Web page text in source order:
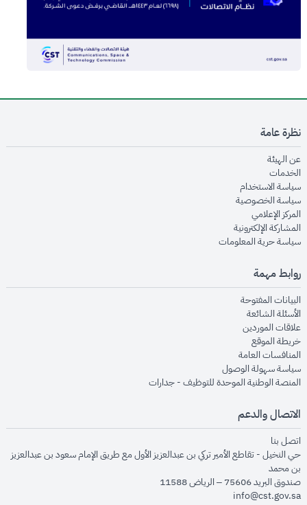
نظرة عامة
عن الهيئةopens in new window
الخدماتopens in new window
سياسة الاستخدام
سياسة الخصوصيةopens in new window
المركز الإعلاميopens in new window
المشاركة الإلكترونيةopens in new window
سياسة حرية المعلوماتopens in new window
روابط مهمة
البيانات المفتوحةopens in new window
الأسئلة الشائعةopens in new window
علاقات الموردينopens in new window
خريطة الموقعopens in new window
المنافسات العامةopens in new window
سياسة سهولة الوصولopens in new window
المنصة الوطنية الموحدة للتوظيف - جداراتopens in new window
الاتصال والدعم
اتصل بنا
حي النخيل - تقاطع الأمير تركي بن عبدالعزيز الأول مع طريق الإمام سعود بن عبدالعزيز
بن محمد
صندوق البريد 75606 – الرياض 11588
info@cst.gov.sa